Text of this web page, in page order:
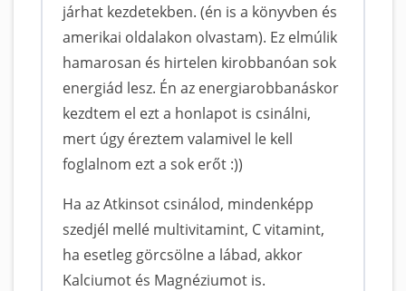
járhat kezdetekben. (én is a könyvben és
amerikai oldalakon olvastam). Ez elmúlik
hamarosan és hirtelen kirobbanóan sok
energiád lesz. Én az energiarobbanáskor
kezdtem el ezt a honlapot is csinálni,
mert úgy éreztem valamivel le kell
foglalnom ezt a sok erőt :))
Ha az Atkinsot csinálod, mindenképp
szedjél mellé multivitamint, C vitamint,
ha esetleg görcsölne a lábad, akkor
Kalciumot és Magnéziumot is.